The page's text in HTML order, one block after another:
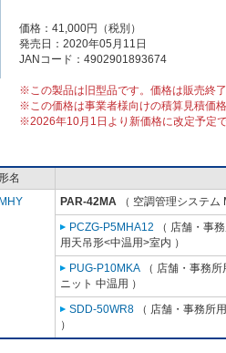
価格：41,000円（税別）
発売日：2020年05月11日
JANコード：4902901893674
※この製品は旧型品です。価格は販売終
※この価格は事業者様向けの積算見積価
※2026年10月1日より新価格に改定予定
名
PAR-42MA （ 空調管理システム
PCZG-P5MHA12 （ 店舗・事
用天吊形<中温用>室内 ）
PUG-P10MKA （ 店舗・事務
ニット 中温用 ）
SDD-50WR8 （ 店舗・事務所
）